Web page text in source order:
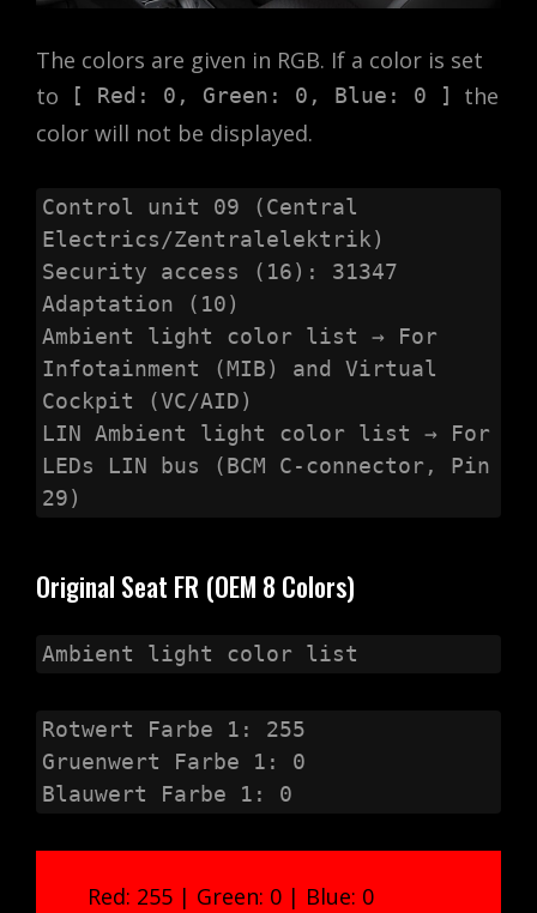
The colors are given in RGB. If a color is set
to
[ Red: 0, Green: 0, Blue: 0 ]
the
color will not be displayed.
Control unit 09 (Central
Electrics/Zentralelektrik)
Security access (16): 31347
Adaptation (10)
Ambient light color list → For
Infotainment (MIB) and Virtual
Cockpit (VC/AID)
LIN Ambient light color list → For
LEDs LIN bus (BCM C-connector, Pin
29)
Original Seat FR (OEM 8 Colors)
Ambient light color list
Rotwert Farbe 1: 255
Gruenwert Farbe 1: 0
Blauwert Farbe 1: 0
Red: 255 | Green: 0 | Blue: 0